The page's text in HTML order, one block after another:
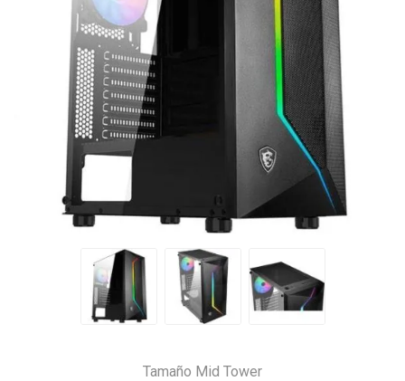
Tamaño Mid Tower